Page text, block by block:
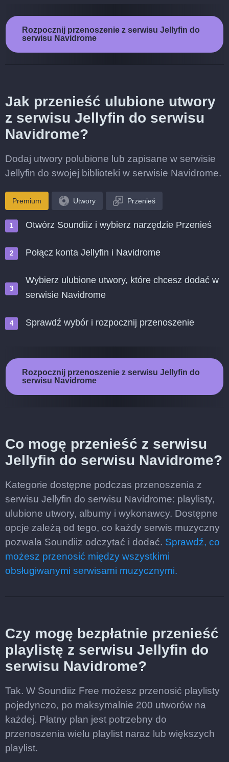
Rozpocznij przenoszenie z serwisu Jellyfin do
serwisu Navidrome
Jak przenieść ulubione utwory
z serwisu Jellyfin do serwisu
Navidrome?
Dodaj utwory polubione lub zapisane w serwisie
Jellyfin do swojej biblioteki w serwisie Navidrome.
Premium Utwory Przenieś
Otwórz Soundiiz i wybierz narzędzie Przenieś
Połącz konta Jellyfin i Navidrome
Wybierz ulubione utwory, które chcesz dodać w
serwisie Navidrome
Sprawdź wybór i rozpocznij przenoszenie
Rozpocznij przenoszenie z serwisu Jellyfin do
serwisu Navidrome
Co mogę przenieść z serwisu
Jellyfin do serwisu Navidrome?
Kategorie dostępne podczas przenoszenia z
serwisu Jellyfin do serwisu Navidrome: playlisty,
ulubione utwory, albumy i wykonawcy. Dostępne
opcje zależą od tego, co każdy serwis muzyczny
pozwala Soundiiz odczytać i dodać. Sprawdź, co
możesz przenosić między wszystkimi
obsługiwanymi serwisami muzycznymi.
Czy mogę bezpłatnie przenieść
playlistę z serwisu Jellyfin do
serwisu Navidrome?
Tak. W Soundiiz Free możesz przenosić playlisty
pojedynczo, po maksymalnie 200 utworów na
każdej. Płatny plan jest potrzebny do
przenoszenia wielu playlist naraz lub większych
playlist.